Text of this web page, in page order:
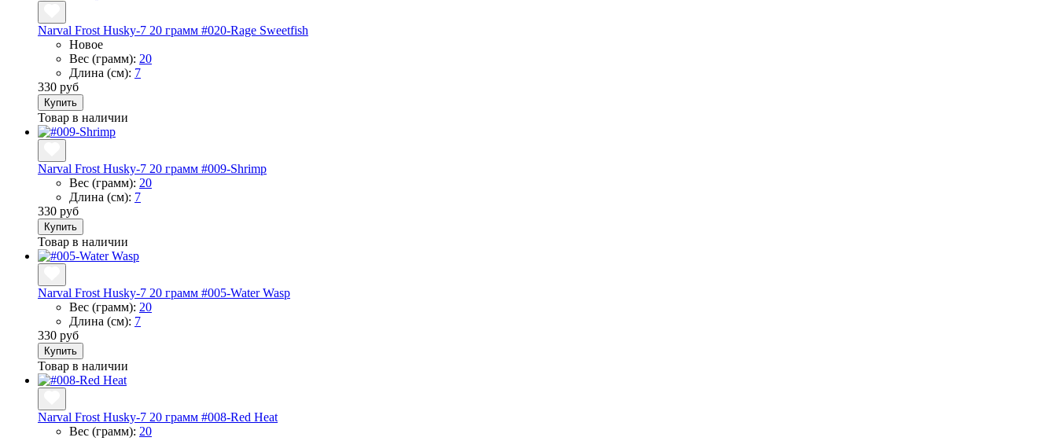
Narval Frost Husky-7 20 грамм #020-Rage Sweetfish
Новое
Вес (грамм): 20
Длина (см): 7
330 руб
Купить
Товар в наличии
Narval Frost Husky-7 20 грамм #009-Shrimp
Вес (грамм): 20
Длина (см): 7
330 руб
Купить
Товар в наличии
Narval Frost Husky-7 20 грамм #005-Water Wasp
Вес (грамм): 20
Длина (см): 7
330 руб
Купить
Товар в наличии
Narval Frost Husky-7 20 грамм #008-Red Heat
Вес (грамм): 20